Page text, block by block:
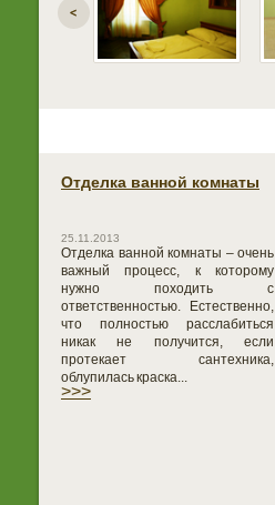
Отделка ванной комнаты
25.11.2013
Отделка ванной комнаты – очень
важный процесс, к которому
нужно походить с
ответственностью. Естественно,
что полностью расслабиться
никак не получится, если
протекает сантехника,
облупилась краска...
>>>